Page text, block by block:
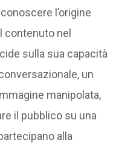
l’origine
contenuto nel
sulla sua capacità
un
manipolata,
il pubblico su una
alla